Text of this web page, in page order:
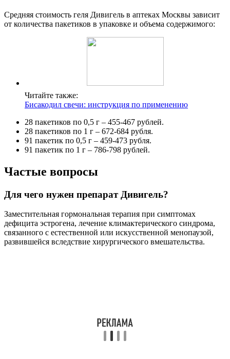
Средняя стоимость геля Дивигель в аптеках Москвы зависит
от количества пакетиков в упаковке и объема содержимого:
Читайте также:
Бисакодил свечи: инструкция по применению
28 пакетиков по 0,5 г – 455-467 рублей.
28 пакетиков по 1 г – 672-684 рубля.
91 пакетик по 0,5 г – 459-473 рубля.
91 пакетик по 1 г – 786-798 рублей.
Частые вопросы
Для чего нужен препарат Дивигель?
Заместительная гормональная терапия при симптомах
дефицита эстрогена, лечение климактерического синдрома,
связанного с естественной или искусственной менопаузой,
развившейся вследствие хирургического вмешательства.